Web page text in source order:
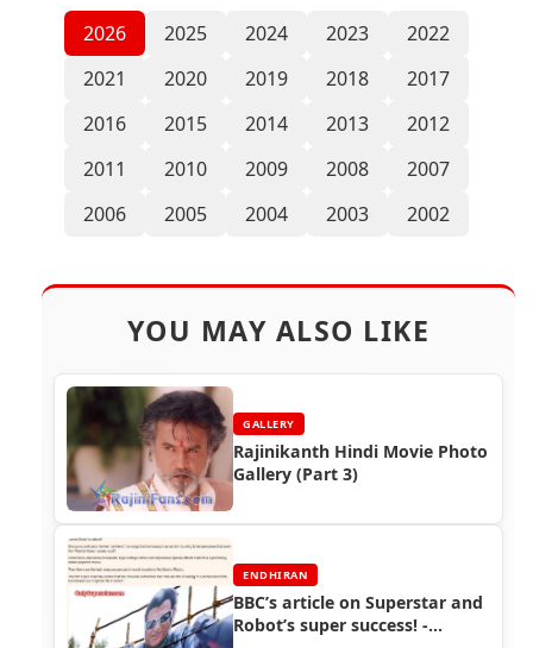
2026 2025 2024 2023
2022
2021
2020 2019 2018
2017
2016
2015 2014 2013
2012
2011
2010 2009 2008
2007
2006
2005 2004 2003 2002
YOU MAY ALSO LIKE
GALLERY
Rajinikanth Hindi Movie Photo
Gallery (Part 3)
ENDHIRAN
BBC’s article on Superstar and
Robot’s super success! -